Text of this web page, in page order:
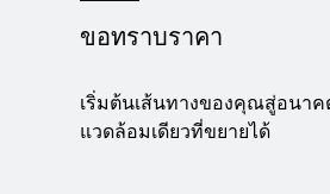
ขอทราบราคา
เริ่มต้นเส้นทางของคุณสู่อนา
แวดล้อมเดียวที่ขยายได้